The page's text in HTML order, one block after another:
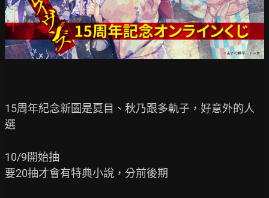
15周年紀念新圖是夏目、秋乃跟多軌子，好意外的人
選
10/9開始抽
要20抽才會有特典小說，分前後期